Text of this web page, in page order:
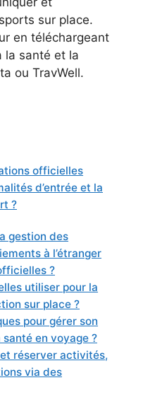
sur place.
en téléchargeant
la santé et la
ou TravWell.
officielles
d’entrée et la
?
gestion des
à l’étranger
?
utiliser pour la
sur place ?
pour gérer son
en voyage ?
réserver activités,
via des